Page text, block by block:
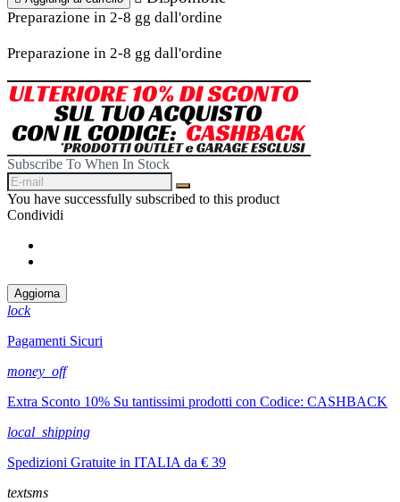
Preparazione in 2-8 gg dall'ordine
Preparazione in 2-8 gg dall'ordine
Subscribe To When In Stock
You have successfully subscribed to this product
Condividi
lock
Pagamenti Sicuri
money_off
Extra Sconto 10% Su tantissimi prodotti con Codice: CASHBACK
local_shipping
Spedizioni Gratuite in ITALIA da € 39
textsms